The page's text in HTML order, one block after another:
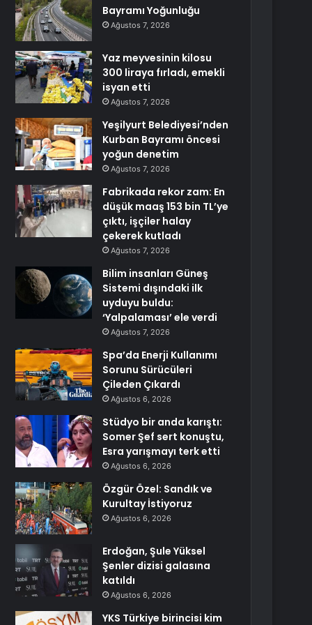
Bayramı Yoğunluğu
Ağustos 7, 2026
Yaz meyvesinin kilosu
300 liraya fırladı, emekli
isyan etti
Ağustos 7, 2026
Yeşilyurt Belediyesi’nden
Kurban Bayramı öncesi
yoğun denetim
Ağustos 7, 2026
Fabrikada rekor zam: En
düşük maaş 153 bin TL’ye
çıktı, işçiler halay
çekerek kutladı
Ağustos 7, 2026
Bilim insanları Güneş
Sistemi dışındaki ilk
uyduyu buldu:
‘Yalpalaması’ ele verdi
Ağustos 7, 2026
Spa’da Enerji Kullanımı
Sorunu Sürücüleri
Çileden Çıkardı
Ağustos 6, 2026
Stüdyo bir anda karıştı:
Somer Şef sert konuştu,
Esra yarışmayı terk etti
Ağustos 6, 2026
Özgür Özel: Sandık ve
Kurultay İstiyoruz
Ağustos 6, 2026
Erdoğan, Şule Yüksel
Şenler dizisi galasına
katıldı
Ağustos 6, 2026
YKS Türkiye birincisi kim